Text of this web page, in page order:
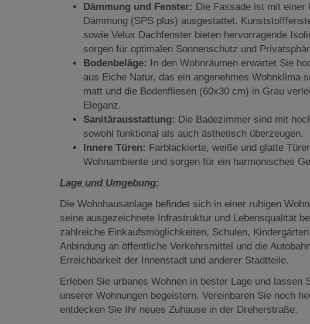
Dämmung und Fenster: Die Fassade ist mit einer
Dämmung (SPS plus) ausgestattet.
sowie Velux Dachfenster bieten hervorragende
sorgen für optimalen Sonnenschutz und
Bodenbeläge: In den Wohnräumen erwartet Sie
aus Eiche Natur, das ein angenehmes Wohnklima
matt und die Bodenfliesen (60x30 cm) in Grau
Eleganz.
Sanitärausstattung: Die Badezimmer sind mit
sowohl funktional als auch ästhetisch überzeugen.
Innere Türen: Farblackierte, weiße und glatte
Wohnambiente und sorgen für ein harmonisches
Lage und Umgebung:
Die Wohnhausanlage befindet sich in einer ruhigen
seine ausgezeichnete Infrastruktur und Lebensqualität
zahlreiche Einkaufsmöglichkeiten, Schulen,
Anbindung an öffentliche Verkehrsmittel und die
Erreichbarkeit der Innenstadt und anderer Stadtteile.
Erleben Sie urbanes Wohnen in bester Lage und
unserer Wohnungen begeistern. Vereinbaren Sie noch
entdecken Sie Ihr neues Zuhause in der Dreherstraße.